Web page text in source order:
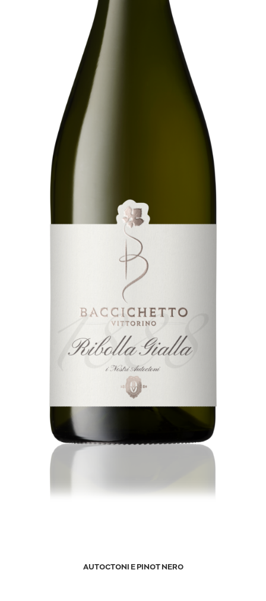
AUTOCTONI E PINOT NERO